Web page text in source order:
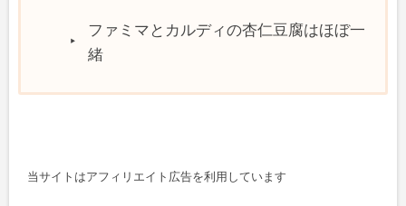
ファミマとカルディの杏仁豆腐はほぼ一
緒
当サイトはアフィリエイト広告を利用しています